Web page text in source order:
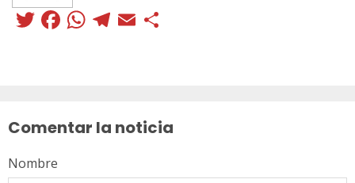
Twitter
Facebook
WhatsApp
Telegram
Email
Comentar la noticia
Nombre